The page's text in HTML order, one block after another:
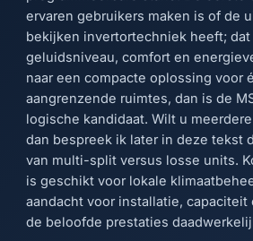
ervaren gebruikers maken is of de
bekijken invertortechniek heeft; dat
geluidsniveau, comfort en
naar een compacte oplossing voor
aangrenzende ruimtes, dan is de
logische kandidaat. Wilt u
dan bespreek ik later in deze tekst
van multi-split versus losse units.
is geschikt voor lokale
aandacht voor installatie, capaciteit
de beloofde prestaties